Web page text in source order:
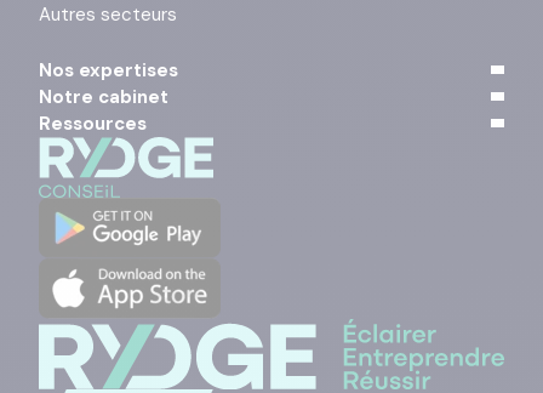
Autres secteurs
Nos expertises
Notre cabinet
Ressources